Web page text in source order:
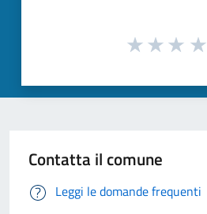
Contatta il comune
Leggi le domande frequenti